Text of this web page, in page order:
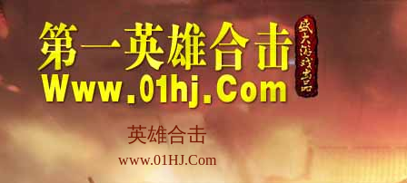
英雄合击
www.01HJ.Com